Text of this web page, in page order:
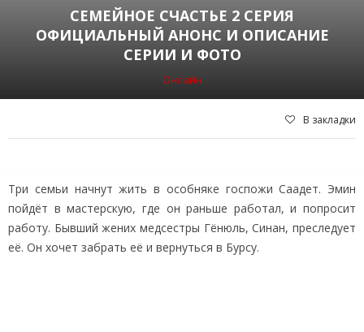
СЕМЕЙНОЕ СЧАСТЬЕ 2 СЕРИЯ
ОФИЦИАЛЬНЫЙ АНОНС И ОПИСАНИЕ
СЕРИИ И ФОТО
Онлайн
В закладки
Три семьи начнут жить в особняке госпожи Саадет. Эмин
пойдёт в мастерскую, где он раньше работал, и попросит
работу. Бывший жених медсестры Гёнюль, Синан, преследует
её. Он хочет забрать её и вернуться в Бурсу.